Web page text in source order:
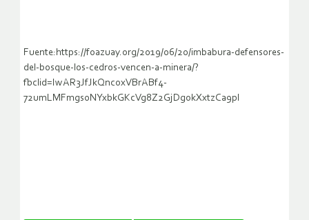
Fuente:https://foazuay.org/2019/06/20/imbabura-defensores-
del-bosque-los-cedros-vencen-a-minera/?
fbclid=IwAR3JfJkQncoxVBrABf4-
72umLMFmgs0NYxbkGKcVg8Z2GjDgokXxtzCa9pI